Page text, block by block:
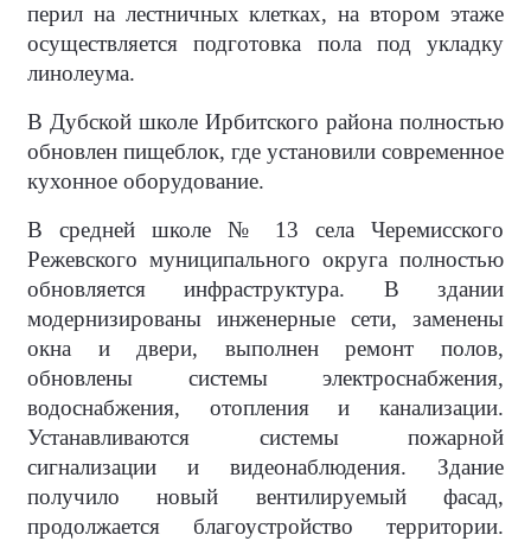
перил на лестничных клетках, на втором этаже
осуществляется подготовка пола под укладку
линолеума.
В Дубской школе Ирбитского района полностью
обновлен пищеблок, где установили современное
кухонное оборудование.
В средней школе № 13 села Черемисского
Режевского муниципального округа полностью
обновляется инфраструктура. В здании
модернизированы инженерные сети, заменены
окна и двери, выполнен ремонт полов,
обновлены системы электроснабжения,
водоснабжения, отопления и канализации.
Устанавливаются системы пожарной
сигнализации и видеонаблюдения. Здание
получило новый вентилируемый фасад,
продолжается благоустройство территории.